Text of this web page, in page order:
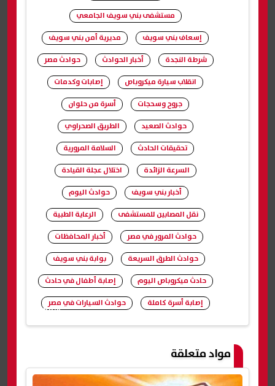
شارك
مستشفى بني سويف الجامعي
إسعاف بني سويف
مديرية أمن بني سويف
شرطة النجدة
أخبار الحوادث
حوادث مصر
انقلاب سيارة ميكروباص
إصابات وكدمات
جروح وسحجات
أسرة من حلوان
حوادث الصعيد
الطريق الصحراوي
تحقيقات الحادث
السلامة المرورية
السرعة الزائدة
اختلال عجلة القيادة
أخبار بني سويف
حوادث اليوم
نقل المصابين للمستشفى
الرعاية الطبية
حوادث المرور في مصر
أخبار المحافظات
حوادث الطرق السريعة
بوابة بني سويف
حادث ميكروباص اليوم
إصابة أطفال في حادث
إصابة أسرة كاملة
حوادث السيارات في مصر
مواد متعلقة